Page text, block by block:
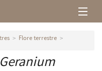
Flore terrestre
Geranium